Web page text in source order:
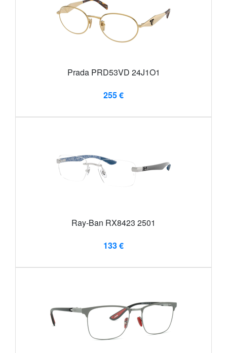
Prada PRD53VD 24J1O1
255 €
Ray-Ban RX8423 2501
133 €